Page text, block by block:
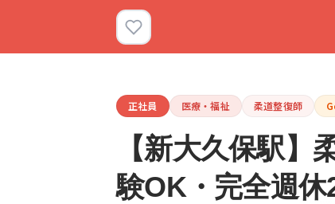
正社員 医療・福祉 柔道整復師
【新大久保駅
験OK・完全週休